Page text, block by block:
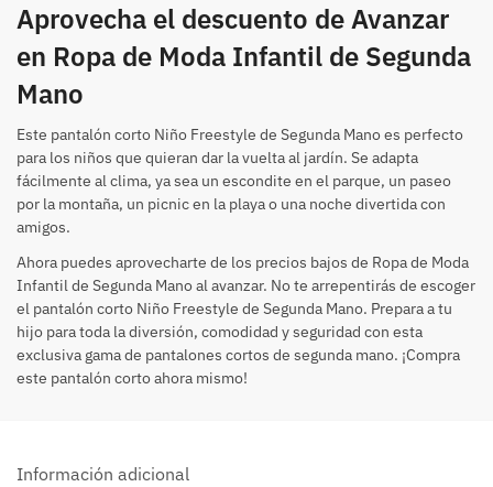
Aprovecha el descuento de Avanzar
en Ropa de Moda Infantil de Segunda
Mano
Este pantalón corto Niño Freestyle de Segunda Mano es perfecto
para los niños que quieran dar la vuelta al jardín. Se adapta
fácilmente al clima, ya sea un escondite en el parque, un paseo
por la montaña, un picnic en la playa o una noche divertida con
amigos.
Ahora puedes aprovecharte de los precios bajos de Ropa de Moda
Infantil de Segunda Mano al avanzar. No te arrepentirás de escoger
el pantalón corto Niño Freestyle de Segunda Mano. Prepara a tu
hijo para toda la diversión, comodidad y seguridad con esta
exclusiva gama de pantalones cortos de segunda mano. ¡Compra
este pantalón corto ahora mismo!
Información adicional